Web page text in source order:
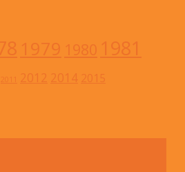
1979 1980 1981
2011 2012 2014 2015